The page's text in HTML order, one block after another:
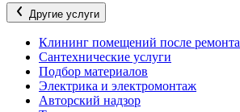
Другие услуги
Клининг помещений после ремонта
Сантехнические услуги
Подбор материалов
Электрика и электромонтаж
Авторский надзор